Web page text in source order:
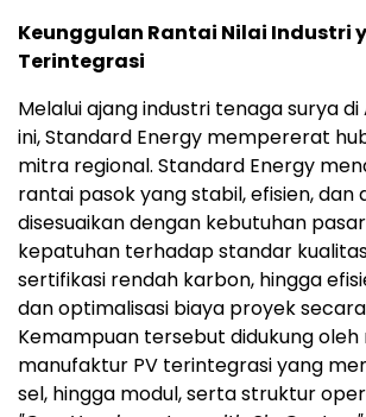
Keunggulan Rantai Nilai Industri
Terintegrasi
Melalui ajang industri tenaga surya
ini, Standard Energy mempererat
mitra regional. Standard Energy
rantai pasok yang stabil, efisien, dan
disesuaikan dengan kebutuhan
kepatuhan terhadap standar
sertifikasi rendah karbon, hingga
dan optimalisasi biaya proyek
Kemampuan tersebut didukung
manufaktur PV terintegrasi yang
sel, hingga modul, serta struktur